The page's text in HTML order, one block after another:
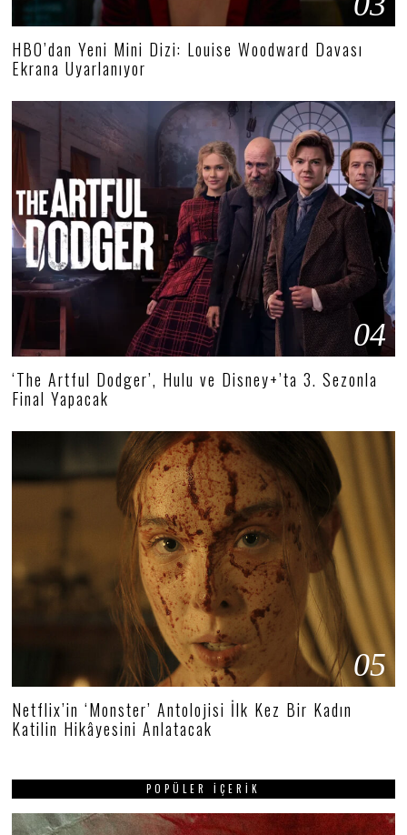
HBO’dan Yeni Mini Dizi: Louise Woodward Davası
Ekrana Uyarlanıyor
04
‘The Artful Dodger’, Hulu ve Disney+’ta 3. Sezonla
Final Yapacak
05
Netflix’in ‘Monster’ Antolojisi İlk Kez Bir Kadın
Katilin Hikâyesini Anlatacak
POPÜLER İÇERIK